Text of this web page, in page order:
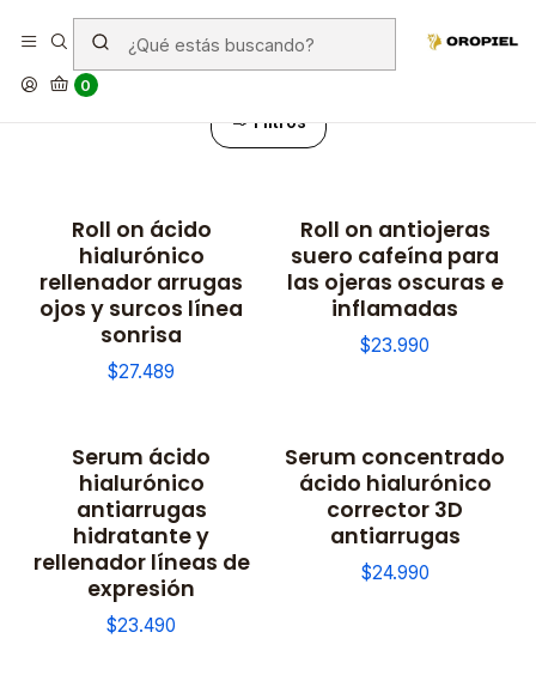
0
Serum
Filtros
Roll on ácido
hialurónico
rellenador arrugas
ojos y surcos línea
sonrisa
$27.489
Roll on antiojeras
suero cafeína para
las ojeras oscuras e
inflamadas
$23.990
Serum ácido
hialurónico
antiarrugas
hidratante y
rellenador líneas de
expresión
$23.490
Serum concentrado
ácido hialurónico
corrector 3D
antiarrugas
$24.990